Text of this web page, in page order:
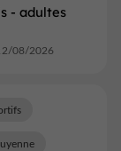
- adultes
08/2026